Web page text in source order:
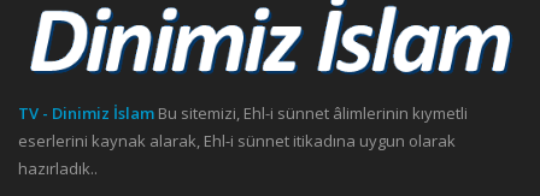
TV - Dinimiz İslam Bu sitemizi, Ehl-i sünnet âlimlerinin kıymetli
eserlerini kaynak alarak, Ehl-i sünnet itikadına uygun olarak
hazırladık..